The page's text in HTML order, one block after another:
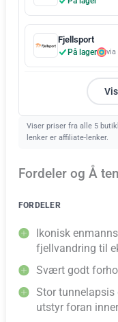
Fjellsport
På lager via
Viser priser fra alle 5
lenker er affiliate-lenker.
Fordeler og Å
FORDELER
Ikonisk
fjellvandring til
Svært godt
Stor
utstyr foran